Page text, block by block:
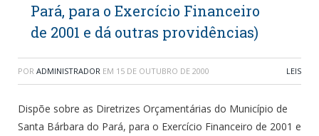
Pará, para o Exercício Financeiro
de 2001 e dá outras providências)
POR ADMINISTRADOR EM 15 DE OUTUBRO DE 2000 LEIS
Dispõe sobre as Diretrizes Orçamentárias do Município de
Santa Bárbara do Pará, para o Exercício Financeiro de 2001 e